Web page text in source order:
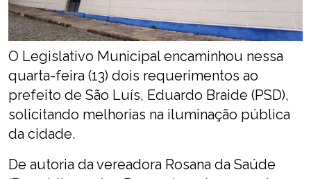
O Legislativo Municipal encaminhou nessa
quarta-feira (13) dois requerimentos ao
prefeito de São Luís, Eduardo Braide (PSD),
solicitando melhorias na iluminação pública
da cidade.
De autoria da vereadora Rosana da Saúde